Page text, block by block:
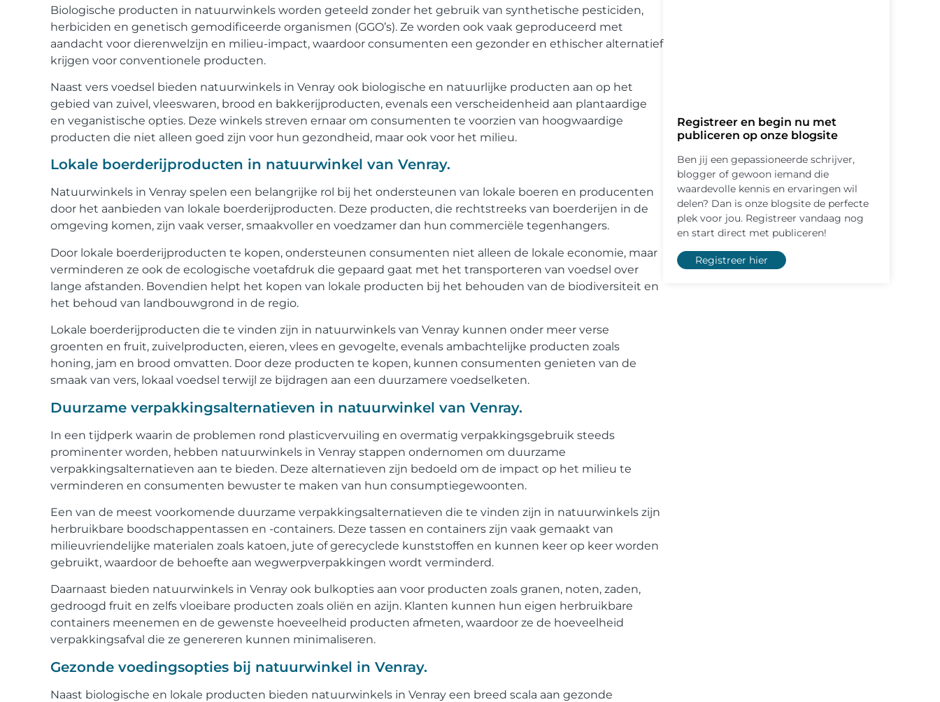
Biologische producten in natuurwinkels worden geteeld zonder het gebruik van synthetische pesticiden,
herbiciden en genetisch gemodificeerde organismen (GGO’s). Ze worden ook vaak geproduceerd met
aandacht voor dierenwelzijn en milieu-impact, waardoor consumenten een gezonder en ethischer alternatief
krijgen voor conventionele producten.
Naast vers voedsel bieden natuurwinkels in Venray ook biologische en natuurlijke producten aan op het
gebied van zuivel, vleeswaren, brood en bakkerijproducten, evenals een verscheidenheid aan plantaardige
en veganistische opties. Deze winkels streven ernaar om consumenten te voorzien van hoogwaardige
producten die niet alleen goed zijn voor hun gezondheid, maar ook voor het milieu.
Lokale boerderijproducten in natuurwinkel van Venray.
Natuurwinkels in Venray spelen een belangrijke rol bij het ondersteunen van lokale boeren en producenten
door het aanbieden van lokale boerderijproducten. Deze producten, die rechtstreeks van boerderijen in de
omgeving komen, zijn vaak verser, smaakvoller en voedzamer dan hun commerciële tegenhangers.
Door lokale boerderijproducten te kopen, ondersteunen consumenten niet alleen de lokale economie, maar
verminderen ze ook de ecologische voetafdruk die gepaard gaat met het transporteren van voedsel over
lange afstanden. Bovendien helpt het kopen van lokale producten bij het behouden van de biodiversiteit en
het behoud van landbouwgrond in de regio.
Lokale boerderijproducten die te vinden zijn in natuurwinkels van Venray kunnen onder meer verse
groenten en fruit, zuivelproducten, eieren, vlees en gevogelte, evenals ambachtelijke producten zoals
honing, jam en brood omvatten. Door deze producten te kopen, kunnen consumenten genieten van de
smaak van vers, lokaal voedsel terwijl ze bijdragen aan een duurzamere voedselketen.
Duurzame verpakkingsalternatieven in natuurwinkel van Venray.
In een tijdperk waarin de problemen rond plasticvervuiling en overmatig verpakkingsgebruik steeds
prominenter worden, hebben natuurwinkels in Venray stappen ondernomen om duurzame
verpakkingsalternatieven aan te bieden. Deze alternatieven zijn bedoeld om de impact op het milieu te
verminderen en consumenten bewuster te maken van hun consumptiegewoonten.
Een van de meest voorkomende duurzame verpakkingsalternatieven die te vinden zijn in natuurwinkels zijn
herbruikbare boodschappentassen en -containers. Deze tassen en containers zijn vaak gemaakt van
milieuvriendelijke materialen zoals katoen, jute of gerecyclede kunststoffen en kunnen keer op keer worden
gebruikt, waardoor de behoefte aan wegwerpverpakkingen wordt verminderd.
Daarnaast bieden natuurwinkels in Venray ook bulkopties aan voor producten zoals granen, noten, zaden,
gedroogd fruit en zelfs vloeibare producten zoals oliën en azijn. Klanten kunnen hun eigen herbruikbare
containers meenemen en de gewenste hoeveelheid producten afmeten, waardoor ze de hoeveelheid
verpakkingsafval die ze genereren kunnen minimaliseren.
Gezonde voedingsopties bij natuurwinkel in Venray.
Naast biologische en lokale producten bieden natuurwinkels in Venray een breed scala aan gezonde
Registreer en begin nu met
publiceren op onze blogsite
Ben jij een gepassioneerde schrijver,
blogger of gewoon iemand die
waardevolle kennis en ervaringen wil
delen? Dan is onze blogsite de perfecte
plek voor jou. Registreer vandaag nog
en start direct met publiceren!
Registreer hier